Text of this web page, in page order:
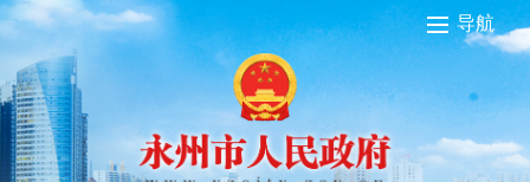
导航